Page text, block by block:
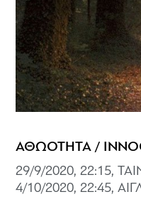
ΑΘΩΟΤΗΤΑ /
29/9/2020, 22:15,
4/10/2020, 22:45,